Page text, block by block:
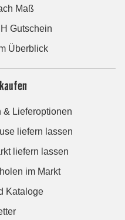
Maß
Gutschein
Überblick
& Lieferoptionen
liefern lassen
liefern lassen
im Markt
Kataloge